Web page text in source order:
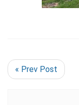
« Prev Post